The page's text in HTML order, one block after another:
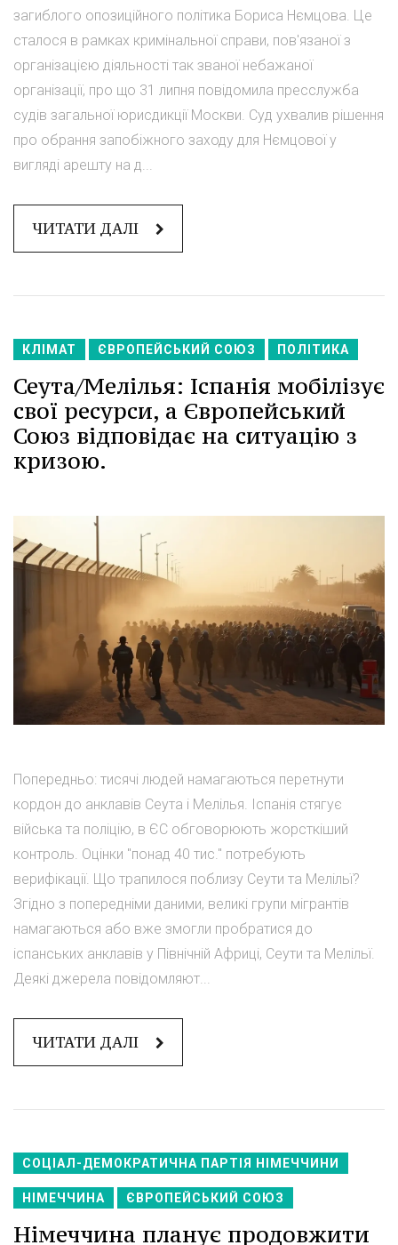
загиблого опозиційного політика Бориса Нємцова. Це
сталося в рамках кримінальної справи, пов'язаної з
організацією діяльності так званої небажаної
організації, про що 31 липня повідомила пресслужба
судів загальної юрисдикції Москви. Суд ухвалив рішення
про обрання запобіжного заходу для Нємцової у
вигляді арешту на д...
ЧИТАТИ ДАЛІ
КЛІМАТ ЄВРОПЕЙСЬКИЙ СОЮЗ ПОЛІТИКА
Сеута/Мелілья: Іспанія мобілізує
свої ресурси, а Європейський
Союз відповідає на ситуацію з
кризою.
Попередньо: тисячі людей намагаються перетнути
кордон до анклавів Сеута і Мелілья. Іспанія стягує
війська та поліцію, в ЄС обговорюють жорсткіший
контроль. Оцінки "понад 40 тис." потребують
верифікації. Що трапилося поблизу Сеути та Мелільї?
Згідно з попередніми даними, великі групи мігрантів
намагаються або вже змогли пробратися до
іспанських анклавів у Північній Африці, Сеути та Мелільї.
Деякі джерела повідомляют...
ЧИТАТИ ДАЛІ
СОЦІАЛ-ДЕМОКРАТИЧНА ПАРТІЯ НІМЕЧЧИНИ
НІМЕЧЧИНА ЄВРОПЕЙСЬКИЙ СОЮЗ
Німеччина планує продовжити